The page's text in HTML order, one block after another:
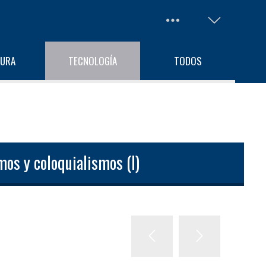
TECNOLOGÍA TODOS
y coloquialismos (I)